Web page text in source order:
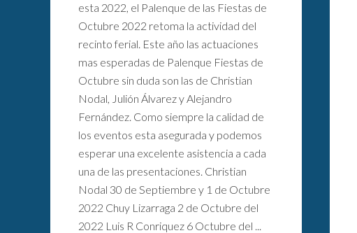
esta 2022, el Palenque de las Fiestas de
Octubre 2022 retoma la actividad del
recinto ferial. Este año las actuaciones
mas esperadas de Palenque Fiestas de
Octubre sin duda son las de Christian
Nodal, Julión Álvarez y Alejandro
Fernández. Como siempre la calidad de
los eventos esta asegurada y podemos
esperar una excelente asistencia a cada
una de las presentaciones. Christian
Nodal 30 de Septiembre y 1 de Octubre
2022 Chuy Lizarraga 2 de Octubre del
2022 Luis R Conriquez 6 Octubre del ...